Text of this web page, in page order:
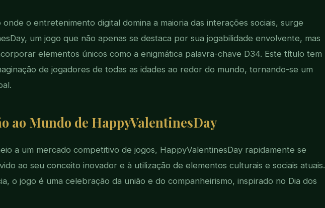
onde o entretenimento digital domina a maioria das interações sociais, surge
um jogo que não apenas se destaca por sua jogabilidade envolvente, mas
elementos únicos como a enigmática palavra-chave D34. Este título tem
de jogadores de todas as idades ao redor do mundo, tornando-se um
ao Mundo de HappyValentinesDay
a um mercado competitivo de jogos, HappyValentinesDay rapidamente se
ao seu conceito inovador e à utilização de elementos culturais e sociais atuais.
o jogo é uma celebração da união e do companheirismo, inspirado no Dia dos